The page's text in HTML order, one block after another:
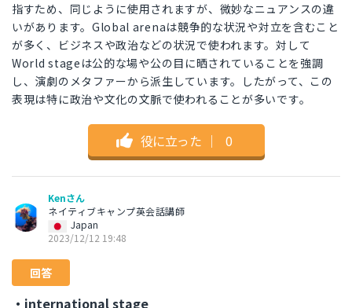
指すため、同じように使用されますが、微妙なニュアンスの違
いがあります。Global arenaは競争的な状況や対立を含むこと
が多く、ビジネスや政治などの状況で使われます。対して
World stageは公的な場や公の目に晒されていることを強調
し、演劇のメタファーから派生しています。したがって、この
表現は特に政治や文化の文脈で使われることが多いです。
役に立った ｜ 0
Kenさん
ネイティブキャンプ英会話講師
Japan
2023/12/12 19:48
回答
・international stage